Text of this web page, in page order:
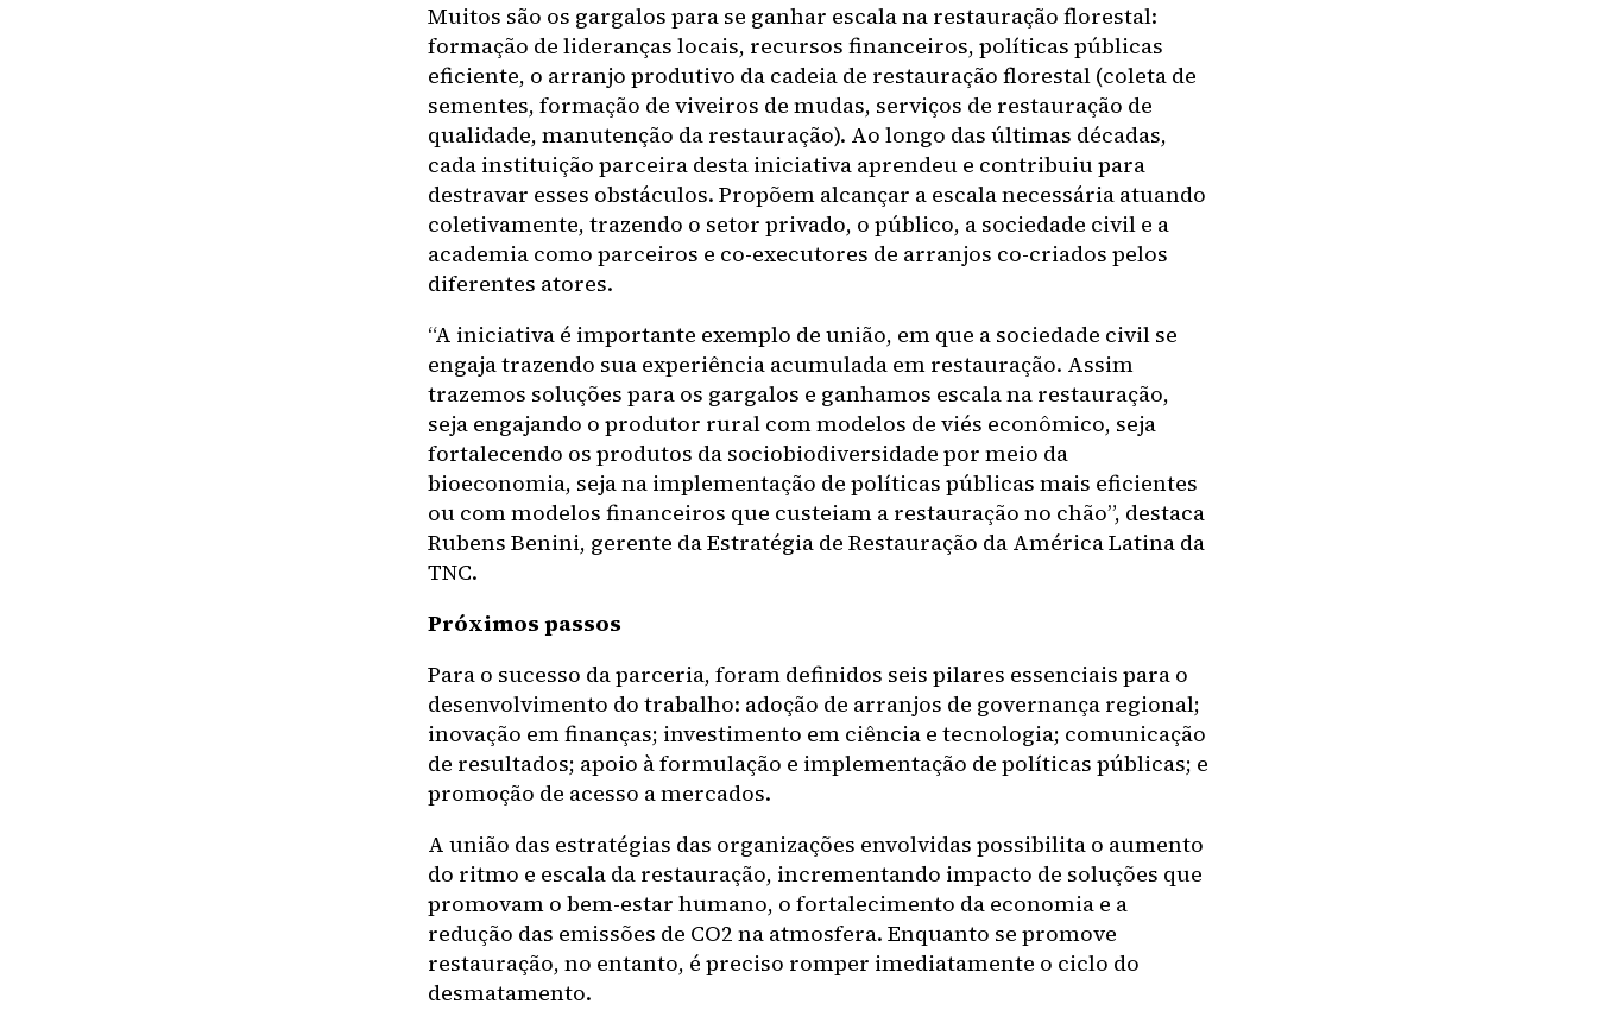
Muitos são os gargalos para se ganhar escala na restauração florestal:
formação de lideranças locais, recursos financeiros, políticas públicas
eficiente, o arranjo produtivo da cadeia de restauração florestal (coleta de
sementes, formação de viveiros de mudas, serviços de restauração de
qualidade, manutenção da restauração). Ao longo das últimas décadas,
cada instituição parceira desta iniciativa aprendeu e contribuiu para
destravar esses obstáculos. Propõem alcançar a escala necessária atuando
coletivamente, trazendo o setor privado, o público, a sociedade civil e a
academia como parceiros e co-executores de arranjos co-criados pelos
diferentes atores.
“A iniciativa é importante exemplo de união, em que a sociedade civil se
engaja trazendo sua experiência acumulada em restauração. Assim
trazemos soluções para os gargalos e ganhamos escala na restauração,
seja engajando o produtor rural com modelos de viés econômico, seja
fortalecendo os produtos da sociobiodiversidade por meio da
bioeconomia, seja na implementação de políticas públicas mais eficientes
ou com modelos financeiros que custeiam a restauração no chão”, destaca
Rubens Benini, gerente da Estratégia de Restauração da América Latina da
TNC.
Próximos passos
Para o sucesso da parceria, foram definidos seis pilares essenciais para o
desenvolvimento do trabalho: adoção de arranjos de governança regional;
inovação em finanças; investimento em ciência e tecnologia; comunicação
de resultados; apoio à formulação e implementação de políticas públicas; e
promoção de acesso a mercados.
A união das estratégias das organizações envolvidas possibilita o aumento
do ritmo e escala da restauração, incrementando impacto de soluções que
promovam o bem-estar humano, o fortalecimento da economia e a
redução das emissões de CO2 na atmosfera. Enquanto se promove
restauração, no entanto, é preciso romper imediatamente o ciclo do
desmatamento.